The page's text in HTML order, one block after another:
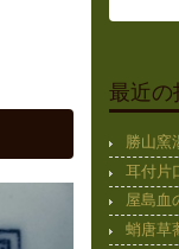
最近の
勝山窯
耳付片
屋島血
蛸唐草